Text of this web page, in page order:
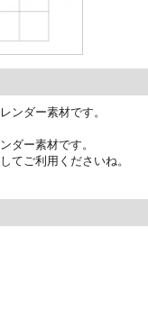
ンダー素材です。
ダー素材です。
てご利用くださいね。